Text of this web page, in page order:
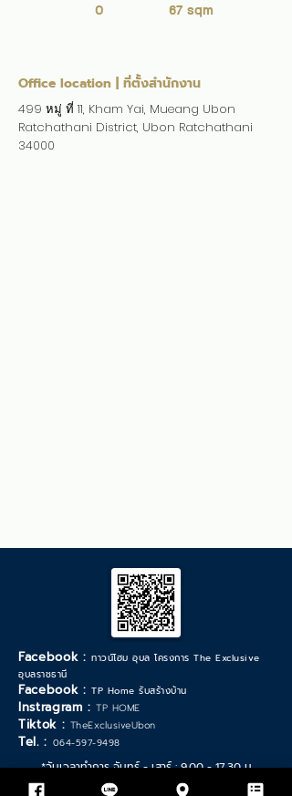
0 67 sqm
Office location | ที่ตั้งสำนักงาน
499 หมู่ ที่ 11, Kham Yai, Mueang Ubon
Ratchathani District, Ubon Ratchathani
34000
Facebook :ทาวน์โฮม อุบล โครงการ The Exclusive
อุบลราชธานี
Facebook :TP Home รับสร้างบ้าน
Instragram : TP HOME
Tiktok : TheExclusiveUbon
Tel. : 064-597-9498
*วันเวลาทำการ จันทร์ - เสาร์ :9.00 - 17.30น